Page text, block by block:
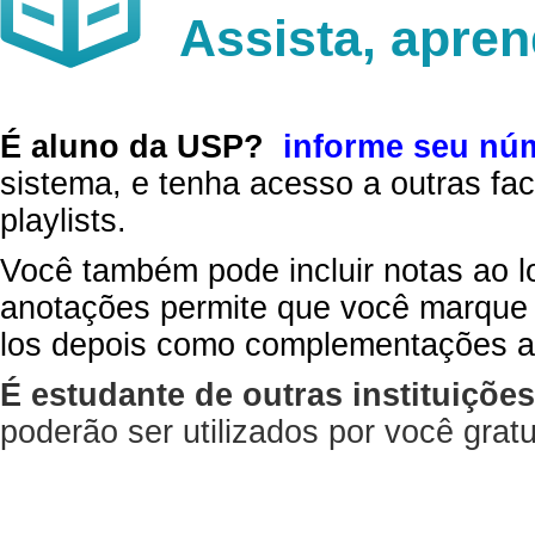
Assista,
É aluno da USP?
informe seu
sistema, e tenha acesso a outras
playlists.
Você também pode incluir notas ao
anotações permite que você
los depois como complementações
É estudante de outras
poderão ser utilizados por você